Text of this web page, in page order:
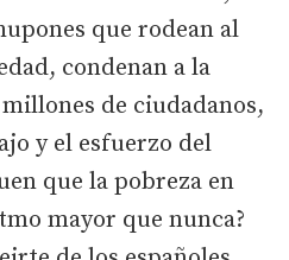
que rodean al
condenan a la
de ciudadanos,
y el esfuerzo del
que la pobreza en
mayor que nunca?